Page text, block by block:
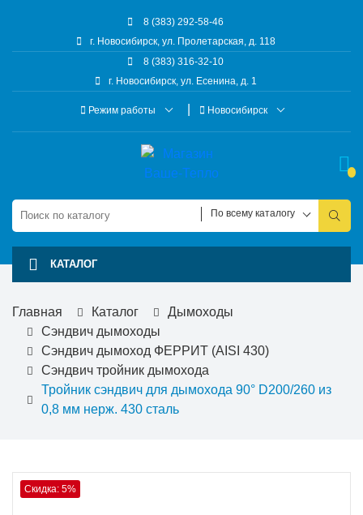
8 (383) 292-58-46
г. Новосибирск, ул. Пролетарская, д. 118
8 (383) 316-32-10
г. Новосибирск, ул. Есенина, д. 1
Режим работы Новосибирск
По всему каталогу
КАТАЛОГ
Главная Каталог
Дымоходы
Сэндвич дымоходы
Cэндвич дымоход ФЕРРИТ (AISI 430)
Сэндвич тройник дымохода
Тройник сэндвич для дымохода 90° D200/260 из
0,8 мм нерж. 430 сталь
Скидка: 5%